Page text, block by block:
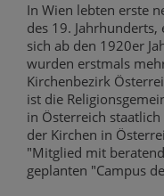
In Wien lebten erste
des 19.
sich ab den 1920er
wurden erstmals
Kirchenbezirk
ist die
in Österreich
der Kirchen in
"Mitglied mit
geplanten "Campus